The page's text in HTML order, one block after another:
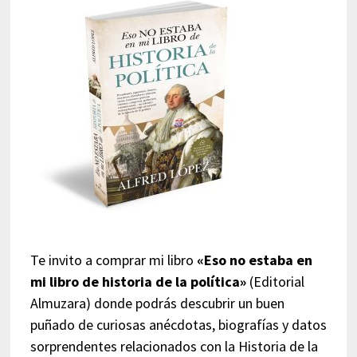
Te invito a comprar mi libro «Eso no estaba en
mi libro de historia de la política»(Editorial
Almuzara) donde podrás descubrir un buen
puñado de curiosas anécdotas, biografías y datos
sorprendentes relacionados con la Historia de la